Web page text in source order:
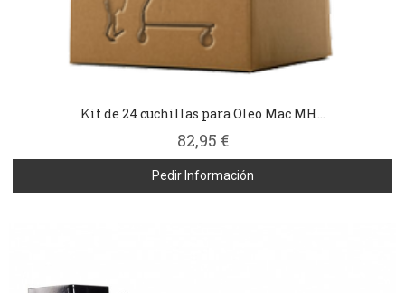
Kit de 24 cuchillas para Oleo Mac MH...
82,95 €
Pedir Información